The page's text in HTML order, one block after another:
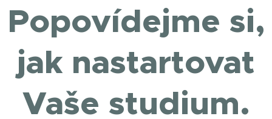
Popovídejme si,
jak nastartovat
Vaše studium.